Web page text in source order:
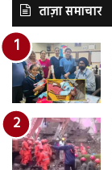
ताज़ा समाचार